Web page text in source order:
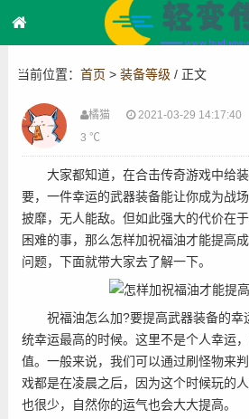
首
页
当前位置： 首页 > 装备等级 / 正文
橘猫 2021-03-29 14:17:40
3 ℃
大家都知道，在合击传奇游戏中给装
要，一件幸运的武器装备能让你成为战
披靡，无人能敌。但如此强大的代价在
困难的事，那么怎样加祝福油才能提高
问题，下面就带大家去了解一下。
祝福油怎么加?要提高武器装备的幸
统幸运最高的时候。这里不是个人幸运
值。一般来说，我们可以通过刷怪物来
戏都是在凌晨之后，因为这个时候玩的
也很少，自然你的运气也会大大提高。